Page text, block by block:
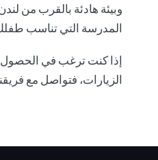
وبيئة هادئة بالقرب من
المدرسة التي تناسب طفلك
إذا كنت ترغب في
الزيارات، فتواصل مع